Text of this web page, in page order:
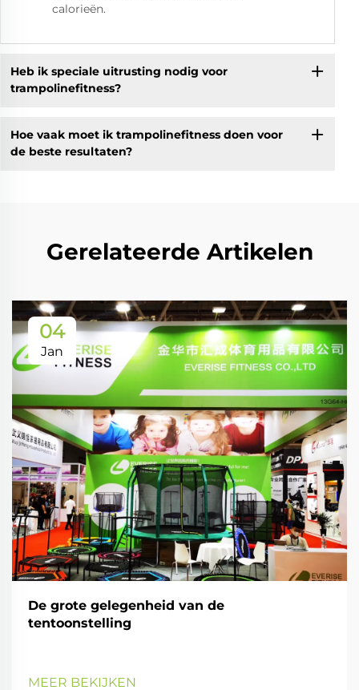
calorieën.
Heb ik speciale uitrusting nodig voor
trampolinefitness?
Hoe vaak moet ik trampolinefitness doen voor
de beste resultaten?
Gerelateerde Artikelen
04
Jan
De grote gelegenheid van de
tentoonstelling
MEER BEKIJKEN